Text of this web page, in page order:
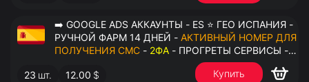
➡️ GOOGLE ADS АККАУНТЫ - ES ⭐ ГЕО ИСПАНИЯ -
РУЧНОЙ ФАРМ 14 ДНЕЙ - АКТИВНЫЙ НОМЕР ДЛЯ
ПОЛУЧЕНИЯ СМС - 2ФА - ПРОГРЕТЫ СЕРВИСЫ -
23 шт. 12.00 $ Купить